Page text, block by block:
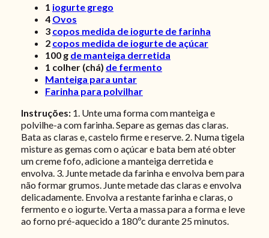
1 iogurte grego
4 Ovos
3 copos medida de iogurte de farinha
2 copos medida de iogurte de açúcar
100 g de manteiga derretida
1 colher (chá) de fermento
Manteiga para untar
Farinha para polvilhar
Instruções: 1. Unte uma forma com manteiga e
polvilhe-a com farinha. Separe as gemas das claras.
Bata as claras e, castelo firme e reserve. 2. Numa tigela
misture as gemas com o açúcar e bata bem até obter
um creme fofo, adicione a manteiga derretida e
envolva. 3. Junte metade da farinha e envolva bem para
não formar grumos. Junte metade das claras e envolva
delicadamente. Envolva a restante farinha e claras, o
fermento e o iogurte. Verta a massa para a forma e leve
ao forno pré-aquecido a 180ºc durante 25 minutos.